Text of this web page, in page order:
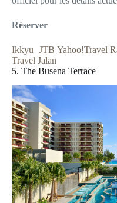
Réserver
Ikkyu JTB Yahoo!Travel
Travel Jalan
5. The Busena Terrace